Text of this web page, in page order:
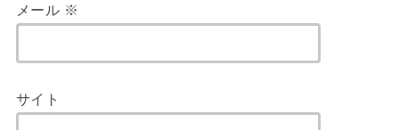
メール ※
サイト